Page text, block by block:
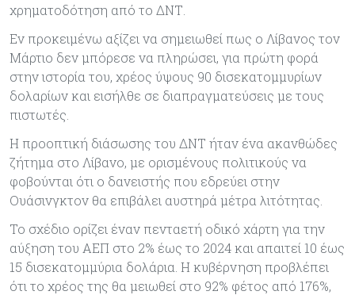
χρηματοδότηση από το ΔΝΤ.
Εν προκειμένω αξίζει να σημειωθεί πως ο Λίβανος τον
Μάρτιο δεν μπόρεσε να πληρώσει, για πρώτη φορά
στην ιστορία του, χρέος ύψους 90 δισεκατομμυρίων
δολαρίων και εισήλθε σε διαπραγματεύσεις με τους
πιστωτές.
Η προοπτική διάσωσης του ΔΝΤ ήταν ένα ακανθώδες
ζήτημα στο Λίβανο, με ορισμένους πολιτικούς να
φοβούνται ότι ο δανειστής που εδρεύει στην
Ουάσινγκτον θα επιβάλει αυστηρά μέτρα λιτότητας.
Το σχέδιο ορίζει έναν πενταετή οδικό χάρτη για την
αύξηση του ΑΕΠ στο 2% έως το 2024 και απαιτεί 10 έως
15 δισεκατομμύρια δολάρια. Η κυβέρνηση προβλέπει
ότι το χρέος της θα μειωθεί στο 92% φέτος από 176%,